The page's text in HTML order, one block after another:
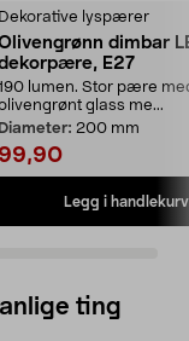
Dekorative lyspærer
dimbar
E27
lumen. Stor pære
glass me...
Diameter: 200 mm
99,90
Legg i handlekurv
ting